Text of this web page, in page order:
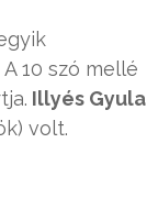
10 szó mellé
Illyés Gyula
volt.